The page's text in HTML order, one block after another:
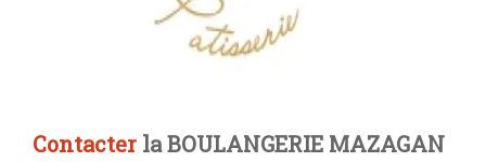
Contacter la BOULANGERIE MAZAGAN